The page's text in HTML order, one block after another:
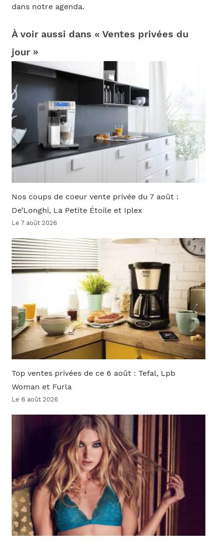
dans notre agenda.
À voir aussi dans « Ventes privées du
jour »
Nos coups de coeur vente privée du 7 août :
De’Longhi, La Petite Étoile et Iplex
Le 7 août 2026
Top ventes privées de ce 6 août : Tefal, Lpb
Woman et Furla
Le 6 août 2026